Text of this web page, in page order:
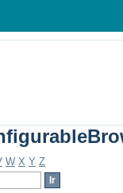
W X Y Z